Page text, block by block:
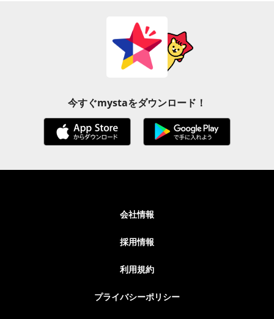
今すぐmystaをダウンロード！
会社情報
採用情報
利用規約
プライバシーポリシー